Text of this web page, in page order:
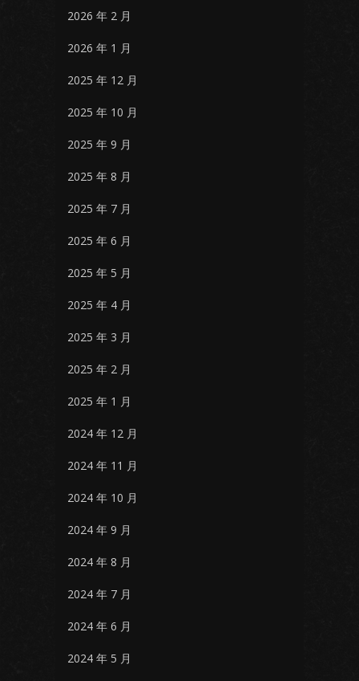
2026 年 2 月
2026 年 1 月
2025 年 12 月
2025 年 10 月
2025 年 9 月
2025 年 8 月
2025 年 7 月
2025 年 6 月
2025 年 5 月
2025 年 4 月
2025 年 3 月
2025 年 2 月
2025 年 1 月
2024 年 12 月
2024 年 11 月
2024 年 10 月
2024 年 9 月
2024 年 8 月
2024 年 7 月
2024 年 6 月
2024 年 5 月